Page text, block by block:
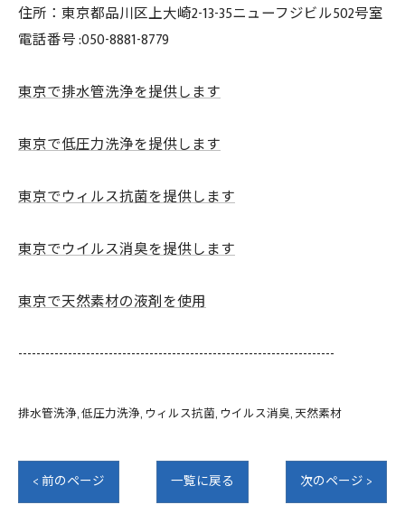
住所：東京都品川区上大崎2-13-35ニューフジビル502号室
電話番号 :050-8881-8779
東京で排水管洗浄を提供します
東京で低圧力洗浄を提供します
東京でウィルス抗菌を提供します
東京でウイルス消臭を提供します
東京で天然素材の液剤を使用
----------------------------------------------------------------------
排水管洗浄 低圧力洗浄 ウィルス抗菌 ウイルス消臭 天然素材
< 前のページ 一覧に戻る 次のページ >